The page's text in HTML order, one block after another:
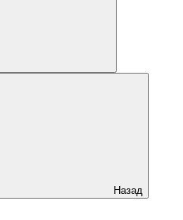
Назад